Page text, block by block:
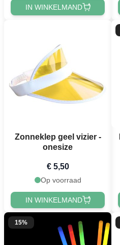
IN WINKELMAND
Zonneklep geel vizier -
onesize
€ 5,50
Op voorraad
IN WINKELMAND
15%